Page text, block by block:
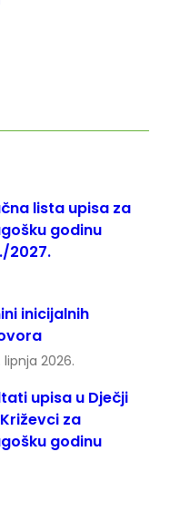
lista upisa za
godinu
2027.
inicijalnih
lipnja 2026.
upisa u Dječji
za
godinu